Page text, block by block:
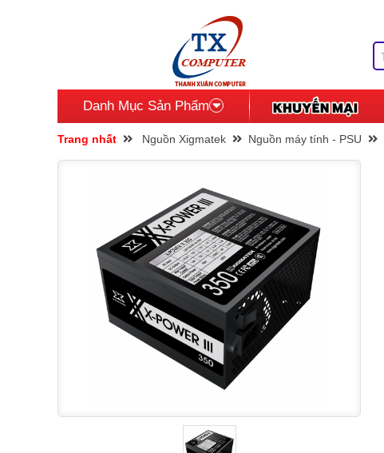
Danh Mục Sản Phẩm
Trang nhất Nguồn Xigmatek Nguồn máy tính - PSU